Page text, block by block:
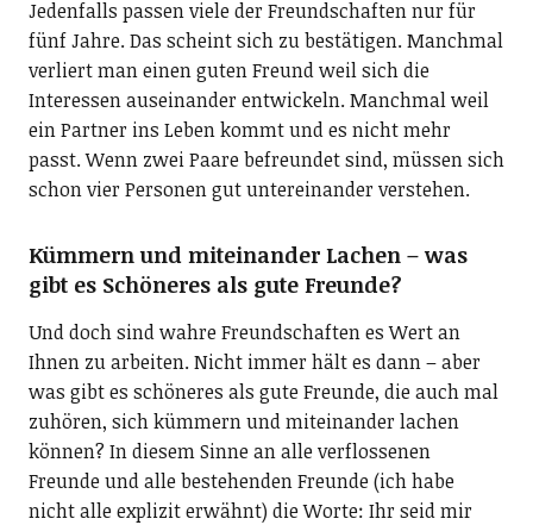
Jedenfalls passen viele der Freundschaften nur für
fünf Jahre. Das scheint sich zu bestätigen. Manchmal
verliert man einen guten Freund weil sich die
Interessen auseinander entwickeln. Manchmal weil
ein Partner ins Leben kommt und es nicht mehr
passt. Wenn zwei Paare befreundet sind, müssen sich
schon vier Personen gut untereinander verstehen.
Kümmern und miteinander Lachen – was
gibt es Schöneres als gute Freunde?
Und doch sind wahre Freundschaften es Wert an
Ihnen zu arbeiten. Nicht immer hält es dann – aber
was gibt es schöneres als gute Freunde, die auch mal
zuhören, sich kümmern und miteinander lachen
können? In diesem Sinne an alle verflossenen
Freunde und alle bestehenden Freunde (ich habe
nicht alle explizit erwähnt) die Worte: Ihr seid mir